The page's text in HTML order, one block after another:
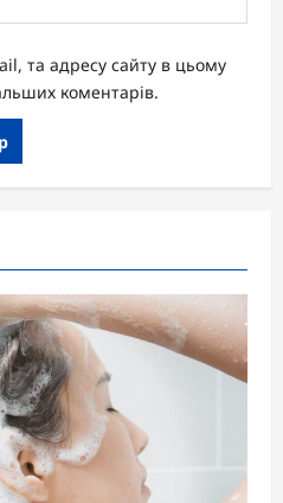
та адресу сайту в цьому
коментарів.